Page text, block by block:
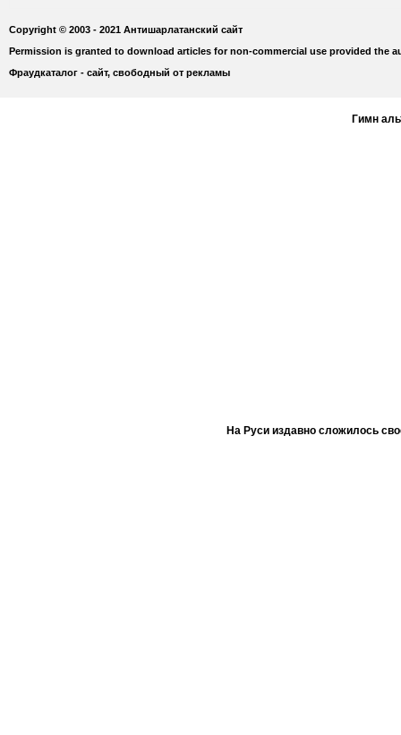
Copyright © 2003 - 2021 Антишарлатанский сайт
Permission is granted to download articles for non-commercial use provided the
Фраудкаталог - сайт, свободный от рекламы
Гимн
На Руси издавно сложилось